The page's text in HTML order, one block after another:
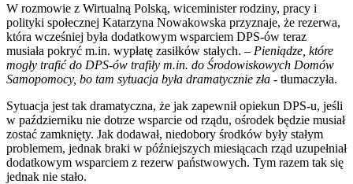
W rozmowie z Wirtualną Polską, wiceminister rodziny, pracy i
polityki społecznej Katarzyna Nowakowska przyznaje, że rezerwa,
która wcześniej była dodatkowym wsparciem DPS-ów teraz
musiała pokryć m.in. wypłatę zasiłków stałych. – Pieniądze, które
mogły trafić do DPS-ów trafiły m.in. do Środowiskowych Domów
Samopomocy, bo tam sytuacja była dramatycznie zła - tłumaczyła.
Sytuacja jest tak dramatyczna, że jak zapewnił opiekun DPS-u, jeśli
w październiku nie dotrze wsparcie od rządu, ośrodek będzie musiał
zostać zamknięty. Jak dodawał, niedobory środków były stałym
problemem, jednak braki w późniejszych miesiącach rząd uzupełniał
dodatkowym wsparciem z rezerw państwowych. Tym razem tak się
jednak nie stało.